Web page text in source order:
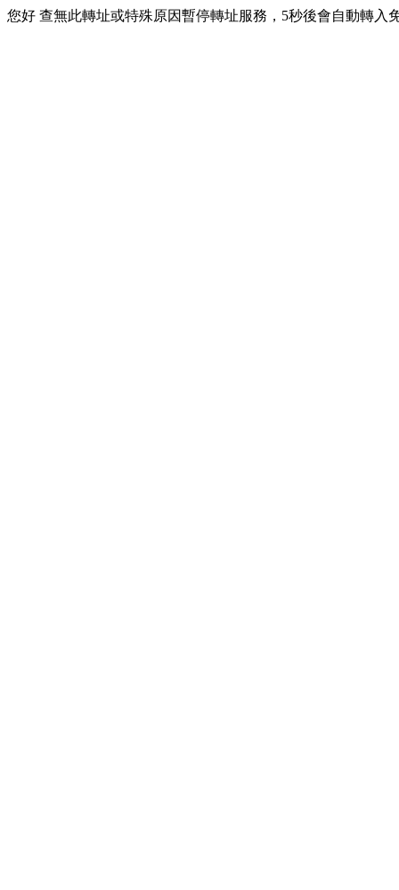
您好 查無此轉址或特殊原因暫停轉址服務，5秒後會自動轉入